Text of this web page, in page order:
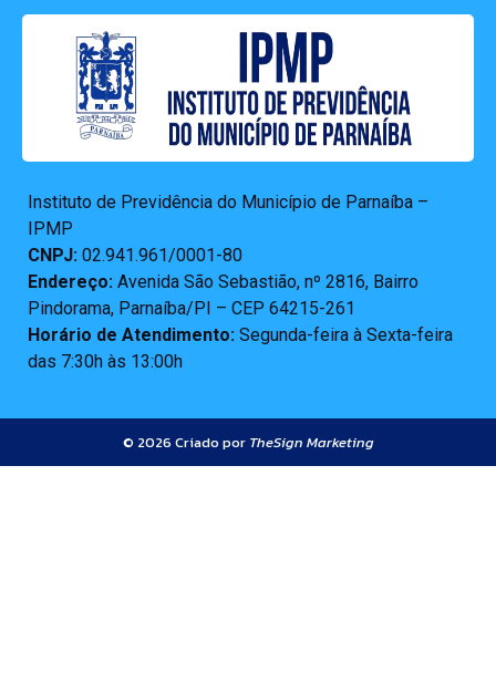
Instituto de Previdência do Município de Parnaíba –
IPMP
CNPJ: 02.941.961/0001-80
Endereço: Avenida São Sebastião, nº 2816, Bairro
Pindorama, Parnaíba/PI – CEP 64215-261
Horário de Atendimento: Segunda-feira à Sexta-feira
das 7:30h às 13:00h
© 2026 Criado por TheSign Marketing